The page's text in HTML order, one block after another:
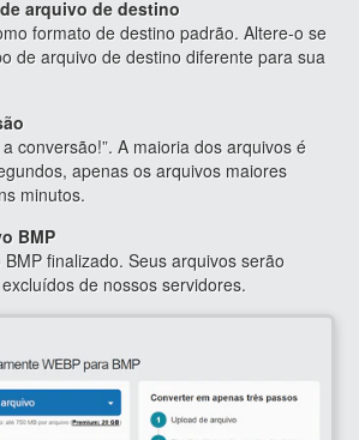
arquivo de destino
formato de destino padrão. Altere-o se
de arquivo de destino diferente para sua
conversão!”. A maioria dos arquivos é
apenas os arquivos maiores
minutos.
BMP
finalizado. Seus arquivos serão
de nossos servidores.